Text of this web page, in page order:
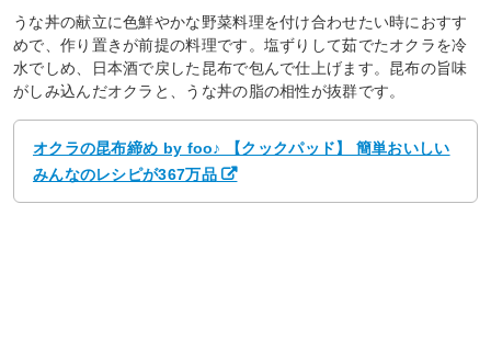
うな丼の献立に色鮮やかな野菜料理を付け合わせたい時におすす
めで、作り置きが前提の料理です。塩ずりして茹でたオクラを冷
水でしめ、日本酒で戻した昆布で包んで仕上げます。昆布の旨味
がしみ込んだオクラと、うな丼の脂の相性が抜群です。
オクラの昆布締め by foo♪ 【クックパッド】 簡単おいしい
みんなのレシピが367万品